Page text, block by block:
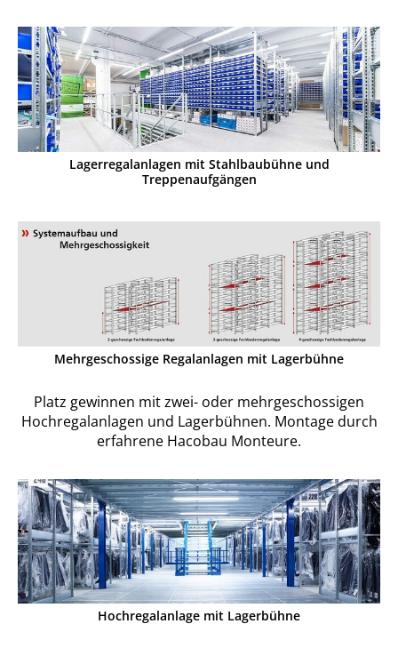
Lagerregalanlagen mit Stahlbaubühne und
Treppenaufgängen
Mehrgeschossige Regalanlagen mit Lagerbühne
Platz gewinnen mit zwei- oder mehrgeschossigen
Hochregalanlagen und Lagerbühnen. Montage durch
erfahrene Hacobau Monteure.
Hochregalanlage mit Lagerbühne